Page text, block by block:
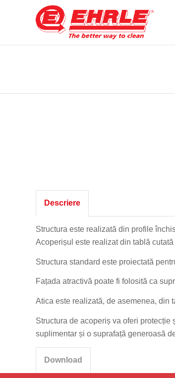
Descriere
Structura este realizată din profile
Acoperișul este realizat din tablă
Structura standard este proiectată
Fațada atractivă poate fi folosită ca
Atica este realizată, de asemenea, din
Structura de acoperiș va oferi
suplimentar și o suprafață generoasă
Download